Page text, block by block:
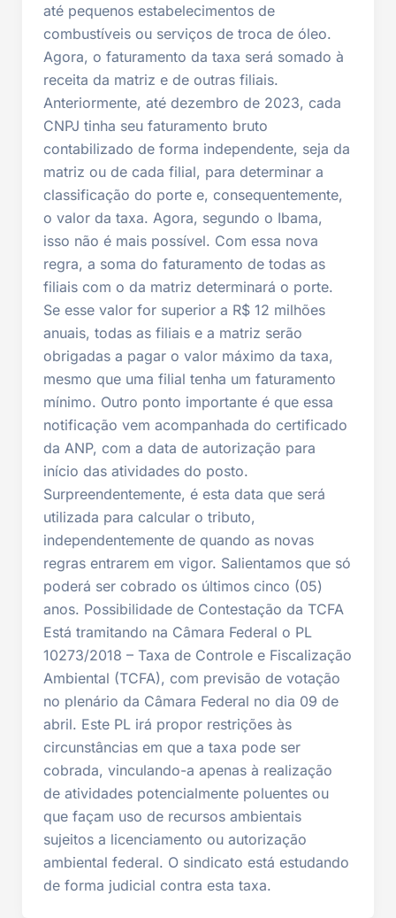
até pequenos estabelecimentos de
combustíveis ou serviços de troca de óleo.
Agora, o faturamento da taxa será somado à
receita da matriz e de outras filiais.
Anteriormente, até dezembro de 2023, cada
CNPJ tinha seu faturamento bruto
contabilizado de forma independente, seja da
matriz ou de cada filial, para determinar a
classificação do porte e, consequentemente,
o valor da taxa. Agora, segundo o Ibama,
isso não é mais possível. Com essa nova
regra, a soma do faturamento de todas as
filiais com o da matriz determinará o porte.
Se esse valor for superior a R$ 12 milhões
anuais, todas as filiais e a matriz serão
obrigadas a pagar o valor máximo da taxa,
mesmo que uma filial tenha um faturamento
mínimo. Outro ponto importante é que essa
notificação vem acompanhada do certificado
da ANP, com a data de autorização para
início das atividades do posto.
Surpreendentemente, é esta data que será
utilizada para calcular o tributo,
independentemente de quando as novas
regras entrarem em vigor. Salientamos que só
poderá ser cobrado os últimos cinco (05)
anos. Possibilidade de Contestação da TCFA
Está tramitando na Câmara Federal o PL
10273/2018 – Taxa de Controle e Fiscalização
Ambiental (TCFA), com previsão de votação
no plenário da Câmara Federal no dia 09 de
abril. Este PL irá propor restrições às
circunstâncias em que a taxa pode ser
cobrada, vinculando-a apenas à realização
de atividades potencialmente poluentes ou
que façam uso de recursos ambientais
sujeitos a licenciamento ou autorização
ambiental federal. O sindicato está estudando
de forma judicial contra esta taxa.